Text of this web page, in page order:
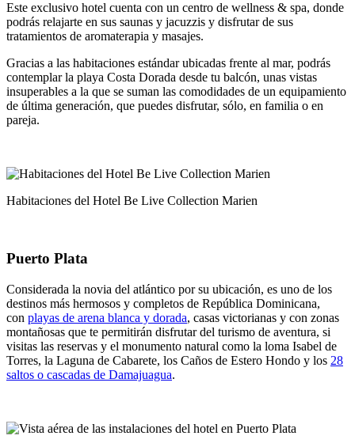
Este exclusivo hotel cuenta con un centro de wellness & spa, donde
podrás relajarte en sus saunas y jacuzzis y disfrutar de sus
tratamientos de aromaterapia y masajes.
Gracias a las habitaciones estándar ubicadas frente al mar, podrás
contemplar la playa Costa Dorada desde tu balcón, unas vistas
insuperables a la que se suman las comodidades de un equipamiento
de última generación, que puedes disfrutar, sólo, en familia o en
pareja.
Habitaciones del Hotel Be Live Collection Marien
Puerto Plata
Considerada la novia del atlántico por su ubicación, es uno de los
destinos más hermosos y completos de República Dominicana,
con playas de arena blanca y dorada, casas victorianas y con zonas
montañosas que te permitirán disfrutar del turismo de aventura, si
visitas las reservas y el monumento natural como la loma Isabel de
Torres, la Laguna de Cabarete, los Caños de Estero Hondo y los 28
saltos o cascadas de Damajuagua.